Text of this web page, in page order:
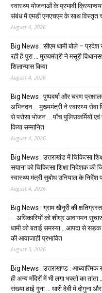
स्वास्थ्य योजनाओं के प्रभावी
संबंध में एमडी एनएचएम के साथ विस्तृत
August 4, 2026
Big News : सीएम धामी बोले –
रही है पूरा … मुख्यमंत्री ने मसूरी
शिलान्यास किया
August 4, 2026
Big News : पुष्पवर्षा और चरण
अभिनंदन … मुख्यमंत्री ने स्वास्थ्य सेवा
से परोसा भोजन … पाँच पुलिसकर्मियों
किया सम्मानित
August 4, 2026
Big News : उत्तराखंड में चिकित्सा
सयाना को चिकित्सा शिक्षा निदेशक की
स्वास्थ्य मंत्री सुबोध उनियाल के निर्देश
August 4, 2026
Big News : ग्राम खैनूरी की
… अधिकारियों को शीघ्र आवागमन
धामी को बताई समस्या …आपदा से सड़क
की आवाजाही प्रभावित
August 3, 2026
Big News : उत्तराखण्ड : आध्यात्मिक
ही अन्य मंदिरों में भी लगा भक्तों का तांता
संख्या ढाई गुना … धारी देवी में दोगुना